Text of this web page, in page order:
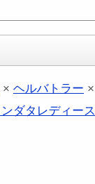
× ヘルバトラー
ンダタレディース